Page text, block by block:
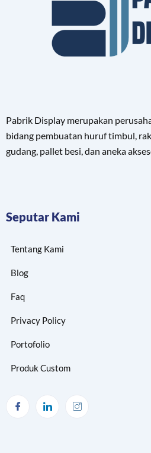
Pabrik Display merupakan
bidang pembuatan huruf timbul,
gudang, pallet besi, dan aneka
Seputar Kami
Tentang Kami
Blog
Faq
Privacy Policy
Portofolio
Produk Custom